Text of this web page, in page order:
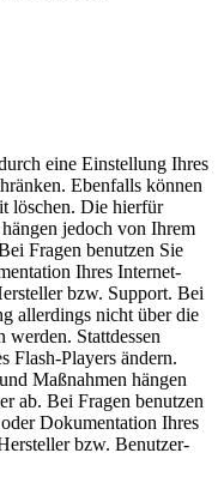
eine Einstellung Ihres
Ebenfalls können
löschen. Die hierfür
jedoch von Ihrem
Fragen benutzen Sie
Ihres Internet-
bzw. Support. Bei
allerdings nicht über die
werden. Stattdessen
Flash-Players ändern.
Maßnahmen hängen
ab. Bei Fragen benutzen
Dokumentation Ihres
bzw. Benutzer-